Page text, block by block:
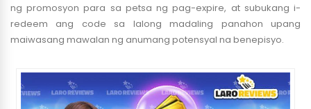
ng promosyon para sa petsa ng pag-expire, at subukang i-
redeem ang code sa lalong madaling panahon upang
maiwasang mawalan ng anumang potensyal na benepisyo.